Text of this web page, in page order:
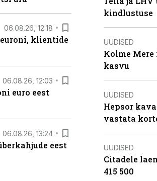
06.08.26, 12:18
klientide
06.08.26, 12:03
euro eest
06.08.26, 13:24
eest
kindlustuse
UUDISED
Kolme
kasvu
UUDISED
Hepsor
vastata
UUDISED
Citadele
415 500